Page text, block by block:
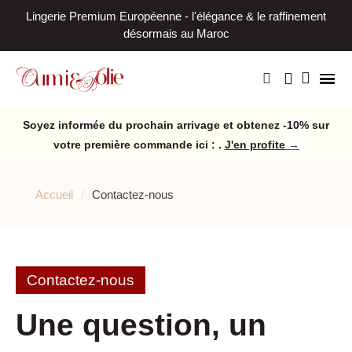
Lingerie Premium Européenne - l'élégance & le raffinement
désormais au Maroc
Soyez informée du prochain arrivage et obtenez -10% sur
votre première commande ici : . J'en profite →
Accueil Contactez-nous
Contactez-nous
Une question, un